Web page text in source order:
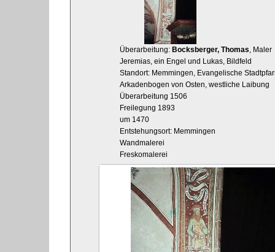
Überarbeitung: Bocksberger, Thomas, Maler
Jeremias, ein Engel und Lukas, Bildfeld
Standort: Memmingen, Evangelische
Arkadenbogen von Osten, westliche Laibung
Überarbeitung 1506
Freilegung 1893
um 1470
Entstehungsort: Memmingen
Wandmalerei
Freskomalerei